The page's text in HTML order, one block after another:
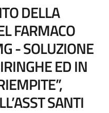
DELLA
FARMACO
- SOLUZIONE
ED IN
SANTI